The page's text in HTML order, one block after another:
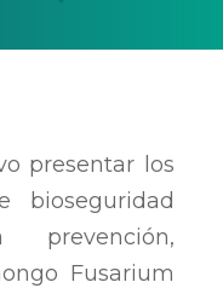
presentar los
bioseguridad
prevención,
Fusarium